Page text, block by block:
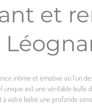
et
intime et émotive où l’un
unique est une véritable bulle
votre bébé une profonde